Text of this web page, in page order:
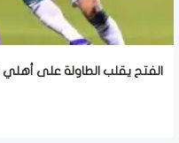
الفتح يقلب الطاولة على